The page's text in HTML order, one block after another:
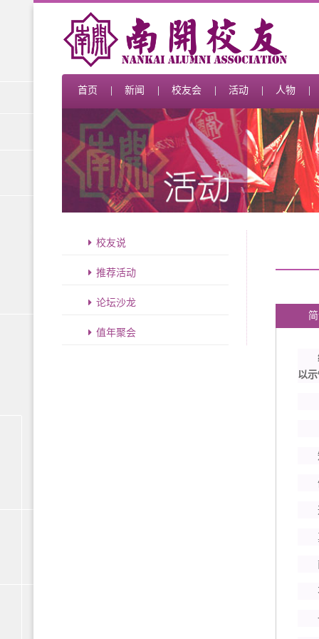
首页 新闻 校友会 活动 人物
校友说
推荐活动
论坛沙龙
值年聚会
编
以示
知
便
这
真
南
不
一